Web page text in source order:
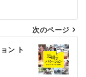
次のページ
ン ト